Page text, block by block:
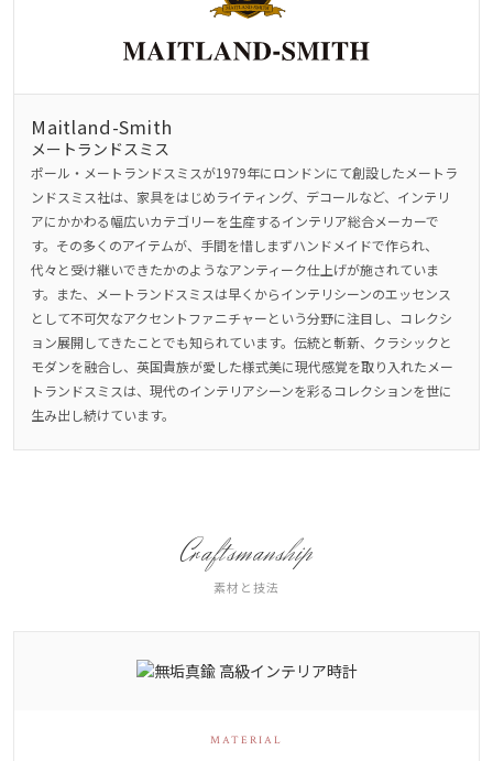
Maitland-Smith
メートランドスミス
ポール・メートランドスミスが1979年にロンドンにて創設したメートラ
ンドスミス社は、家具をはじめライティング、デコールなど、インテリ
アにかかわる幅広いカテゴリーを生産するインテリア総合メーカーで
す。その多くのアイテムが、手間を惜しまずハンドメイドで作られ、
代々と受け継いできたかのようなアンティーク仕上げが施されていま
す。また、メートランドスミスは早くからインテリシーンのエッセンス
として不可欠なアクセントファニチャーという分野に注目し、コレクシ
ョン展開してきたことでも知られています。伝統と斬新、クラシックと
モダンを融合し、英国貴族が愛した様式美に現代感覚を取り入れたメー
トランドスミスは、現代のインテリアシーンを彩るコレクションを世に
生み出し続けています。
Craftsmanship
素材と技法
MATERIAL